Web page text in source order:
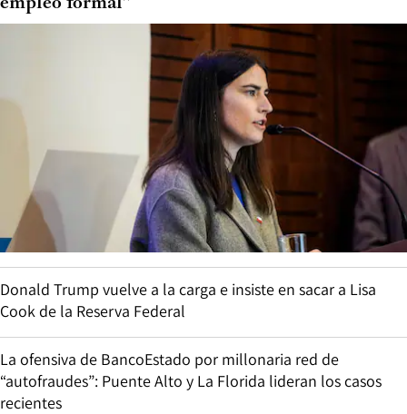
empleo formal”
Donald Trump vuelve a la carga e insiste en sacar a Lisa
Cook de la Reserva Federal
La ofensiva de BancoEstado por millonaria red de
“autofraudes”: Puente Alto y La Florida lideran los casos
recientes